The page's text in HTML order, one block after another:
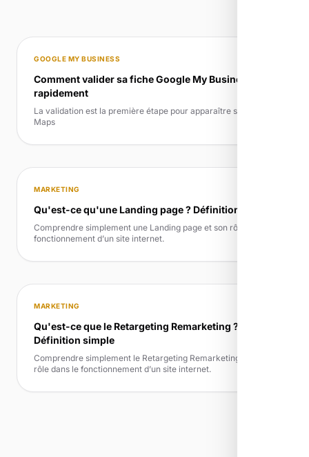
GOOGLE MY BUSINESS
Comment valider sa fiche Google My Business
rapidement
La validation est la première étape pour apparaître sur Google
Maps
MARKETING
Qu'est-ce qu'une Landing page ? Définition simple
Comprendre simplement une Landing page et son rôle dans le
fonctionnement d’un site internet.
MARKETING
Qu'est-ce que le Retargeting Remarketing ?
Définition simple
Comprendre simplement le Retargeting Remarketing et son
rôle dans le fonctionnement d’un site internet.